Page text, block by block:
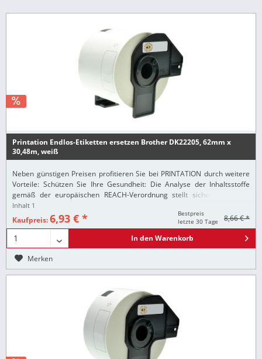
Printation Endlos-Etiketten ersetzen Brother DK22205, 62mm x
30,48m, weiß
Neben günstigen Preisen profitieren Sie bei PRINTATION durch weitere
Vorteile: Schützen Sie Ihre Gesundheit: Die Analyse der Inhaltsstoffe
gemäß der europäischen REACH-Verordnung stellt sicher, dass alle
Printation-Produkte nur...
Inhalt 1
Kaufpreis:6,93 € * 8,66 € *
Bestpreis
letzte 30 Tage
In den Warenkorb
Merken